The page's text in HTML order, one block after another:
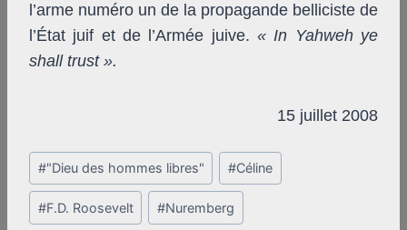
l’arme numéro un de la propagande belliciste de
l’État juif et de l’Armée juive. « In Yahweh ye
shall trust ».
15 juillet 2008
Post
Tags:
#"Dieu des hommes libres" #Céline
#F.D. Roosevelt #Nuremberg